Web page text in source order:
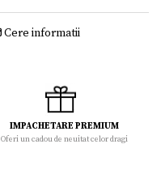
Cere informatii
IMPACHETARE PREMIUM
Oferi un cadou de neuitat celor dragi